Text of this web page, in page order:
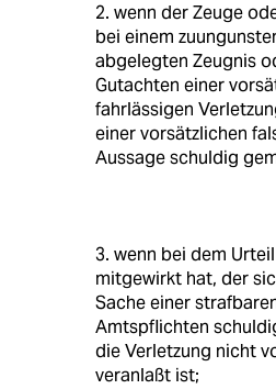
2. wenn der Zeuge
bei einem
abgelegten Zeugnis
Gutachten einer
fahrlässigen
einer vorsätzlichen
Aussage schuldig
3. wenn bei dem
mitgewirkt hat, der
Sache einer
Amtspflichten
die Verletzung nicht
veranlaßt ist;